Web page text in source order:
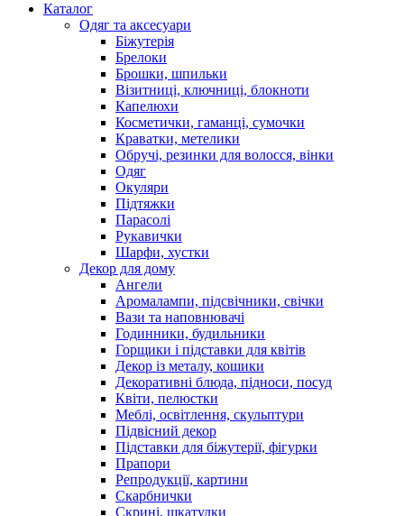
Каталог
Oдяг та аксесуари
Біжутерія
Брелоки
Брошки, шпильки
Візитниці, ключниці, блокноти
Капелюхи
Косметички, гаманці, сумочки
Краватки, метелики
Обручі, резинки для волосся, вінки
Одяг
Окуляри
Підтяжки
Парасолі
Рукавички
Шарфи, хустки
Декор для дому
Ангели
Аромалампи, підсвічники, свічки
Вази та наповнювачі
Годинники, будильники
Горщики і підставки для квітів
Декор із металу, кошики
Декоративні блюда, підноси, посуд
Квіти, пелюстки
Меблі, освітлення, скульптури
Підвісний декор
Підставки для біжутерії, фігурки
Прапори
Репродукції, картини
Скарбнички
Скрині, шкатулки